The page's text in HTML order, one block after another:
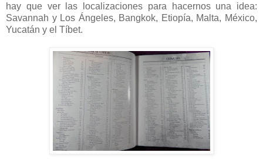
hay que ver las localizaciones para hacernos una idea:
Savannah y Los Ángeles, Bangkok, Etiopía, Malta, México,
Yucatán y el Tíbet.